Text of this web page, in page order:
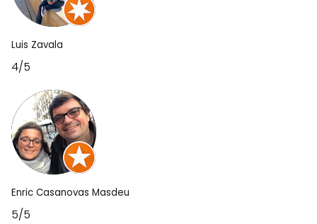
Luis Zavala
4/5
Enric Casanovas Masdeu
5/5